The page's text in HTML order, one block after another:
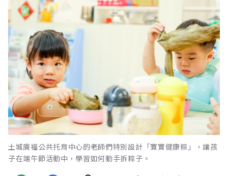
土城廣福公共托育中心的老師們特別設計「寶寶健康粽」，讓孩
子在端午節活動中，學習如何動手拆粽子。